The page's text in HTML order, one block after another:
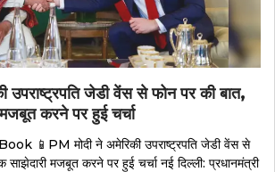
उपराष्ट्रपति जेडी वेंस से फोन पर की बात,
करने पर हुई चर्चा
📱PM मोदी ने अमेरिकी उपराष्ट्रपति जेडी वेंस से
साझेदारी मजबूत करने पर हुई चर्चा नई दिल्ली: प्रधानमंत्री